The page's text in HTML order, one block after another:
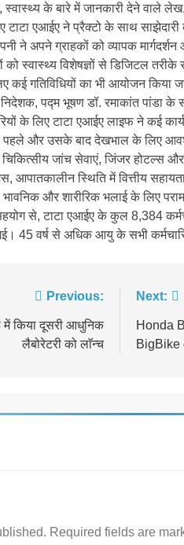
के बारे में जानकारी देने वाले
टाटा एआईए ने प्रैक्टो के साथ
ने अपने ग्राहकों को व्यापक
स्वास्थ्य विशेषज्ञों से डिजिटल तरीके
कई गतिविधियों का भी आयोजन किया
पद्म भूषण डॉ. रमाकांत पांडा
के लिए टाटा एआईए लाइफ ने कई
के पहले और उसके बाद देखभाल के लिए
जांच सेवाएं, जिंजर होटल्स
आपातकालीन स्थिति में वित्तीय
और शारीरिक भलाई के लिए
से, टाटा एआईए के कुल 8,384
45 वर्ष से अधिक आयु के सभी
Previous:
किया दूसरी आधुनिक
लैबोरेटरी को लाॅन्च
Next:
Honda
BigBike
Required fields are